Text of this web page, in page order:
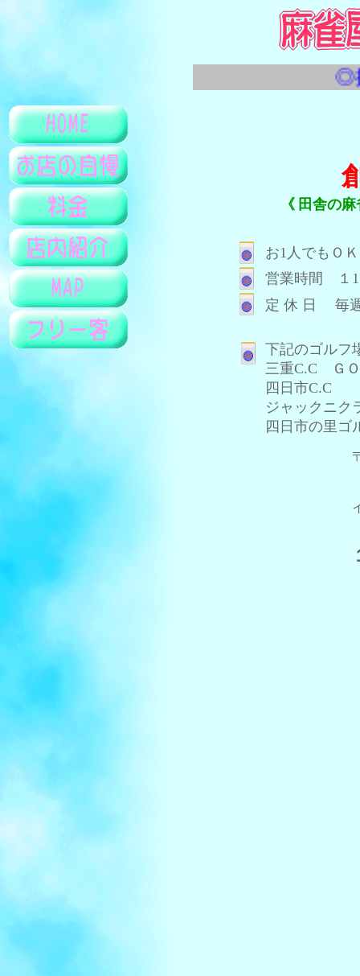
《 田舎の
お1人でもＯ
営業時間 １1
定 休 日 毎
下記のゴルフ
三重C.C ＧＯ
四日市C.C
ジャックニク
四日市の里ゴ
◎持